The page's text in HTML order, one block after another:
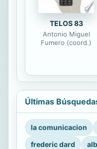
TELOS 83
Antonio Miguel
Fumero (coord.)
Últimas
la comunicacion
frederic dard